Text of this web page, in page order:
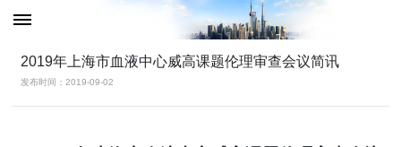
2019年上海市血液中心威高课题伦理审查会议简讯
发布时间：2019-09-02